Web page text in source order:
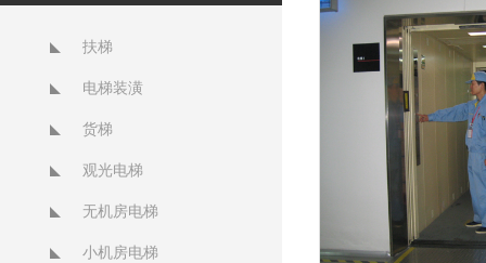
扶梯
电梯装潢
货梯
观光电梯
无机房电梯
小机房电梯